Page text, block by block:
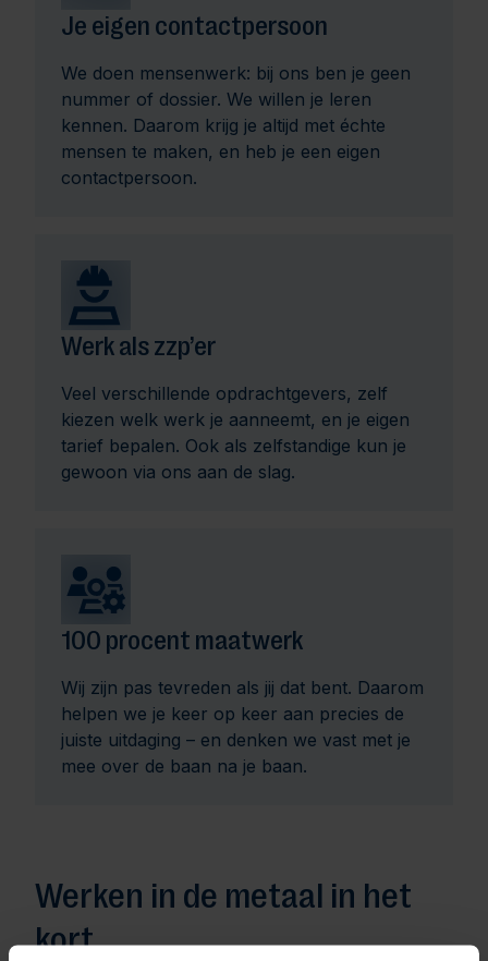
Je eigen contactpersoon
We doen mensenwerk: bij ons ben je geen
nummer of dossier. We willen je leren
kennen. Daarom krijg je altijd met échte
mensen te maken, en heb je een eigen
contactpersoon.
Werk als zzp’er
Veel verschillende opdrachtgevers, zelf
kiezen welk werk je aanneemt, en je eigen
tarief bepalen. Ook als zelfstandige kun je
gewoon via ons aan de slag.
100 procent maatwerk
Wij zijn pas tevreden als jij dat bent. Daarom
helpen we je keer op keer aan precies de
juiste uitdaging – en denken we vast met je
mee over de baan na je baan.
Werken in de metaal in het
kort